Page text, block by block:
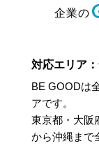
企業の
対応エリア
BE GOODは
アです。
東京都・大阪
から沖縄まで